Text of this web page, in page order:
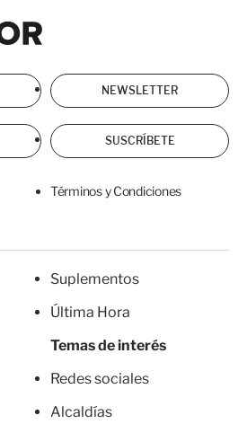
NEWSLETTER
SUSCRÍBETE
Términos y Condiciones
Suplementos
Última Hora
Temas de interés
Redes sociales
Alcaldías